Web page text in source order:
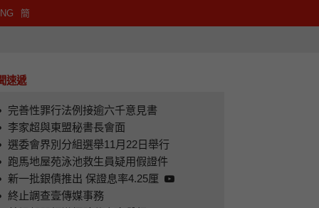
簡
速遞
完善性罪行法例接逾六千意見書
李家超與東盟秘書長會面
選委會界別分組選舉11月22日舉行
跑馬地屋苑泳池救生員疑用假證件
新一批銀債推出 保證息率4.25厘
終止調查壹傳媒事務